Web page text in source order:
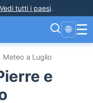
Vedi tutti i paesi.
🌐 ☰
Meteo a Luglio
e